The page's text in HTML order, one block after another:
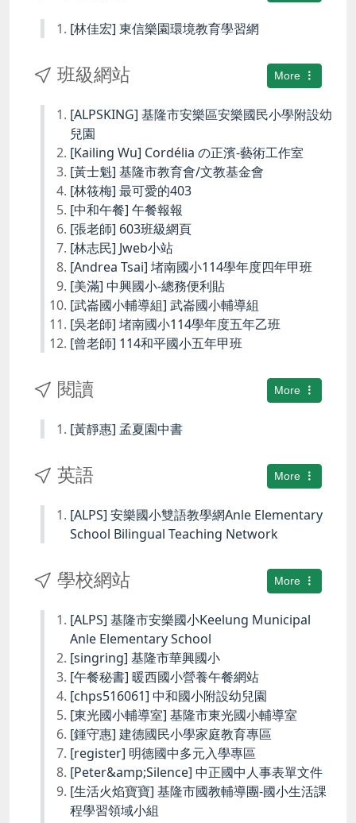
[林佳宏] 東信樂園環境教育學習網
More
班級網站
[ALPSKING] 基隆市安樂區安樂國民小學附設幼
兒園
[Kailing Wu] Cordélia の正濱-藝術工作室
[黃士魁] 基隆市教育會/文教基金會
[林筱梅] 最可愛的403
[中和午餐] 午餐報報
[張老師] 603班級網頁
[林志民] Jweb小站
[Andrea Tsai] 堵南國小114學年度四年甲班
[美滿] 中興國小-總務便利貼
[武崙國小輔導組] 武崙國小輔導組
[吳老師] 堵南國小114學年度五年乙班
[曾老師] 114和平國小五年甲班
More
閱讀
[黃靜惠] 孟夏園中書
More
英語
[ALPS] 安樂國小雙語教學網Anle Elementary
School Bilingual Teaching Network
More
學校網站
[ALPS] 基隆市安樂國小Keelung Municipal
Anle Elementary School
[singring] 基隆市華興國小
[午餐秘書] 暖西國小營養午餐網站
[chps516061] 中和國小附設幼兒園
[東光國小輔導室] 基隆市東光國小輔導室
[鍾守惠] 建德國民小學家庭教育專區
[register] 明德國中多元入學專區
[Peter&amp;Silence] 中正國中人事表單文件
[生活火焰寶寶] 基隆市國教輔導團-國小生活課
程學習領域小組